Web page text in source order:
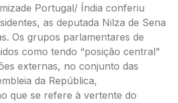
Portugal/ Índia conferiu
as deputada Nilza de Sena
Os grupos parlamentares de
como tendo “posição central”
externas, no conjunto das
da República,
que se refere à vertente do